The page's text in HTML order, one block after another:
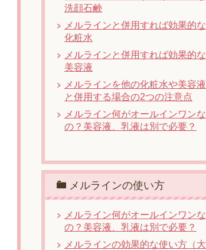
洗顔石鹸
メルラインと併用すれば効果的な
化粧水
メルラインと併用すれば効果的な
美容液
メルラインを他の化粧水や美容液
と併用する場合の2つの注意点
メルライン何がオールインワンな
の？美容液、乳液は別で必要？
メルラインの使い方
メルライン何がオールインワンな
の？美容液、乳液は別で必要？
メルラインの効果的な使い方（大